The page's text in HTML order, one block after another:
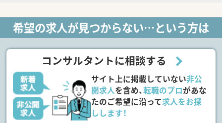
希望の求人が見つからない…という方は
コンサルタントに相談する
サイト上に掲載していない非公
開求人を含め、転職のプロがあな
たのご希望に沿って求人をお探
しします！